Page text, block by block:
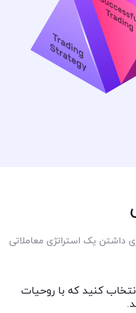
داشتن یک استراتژی معاملاتی
کنید که با روحیات